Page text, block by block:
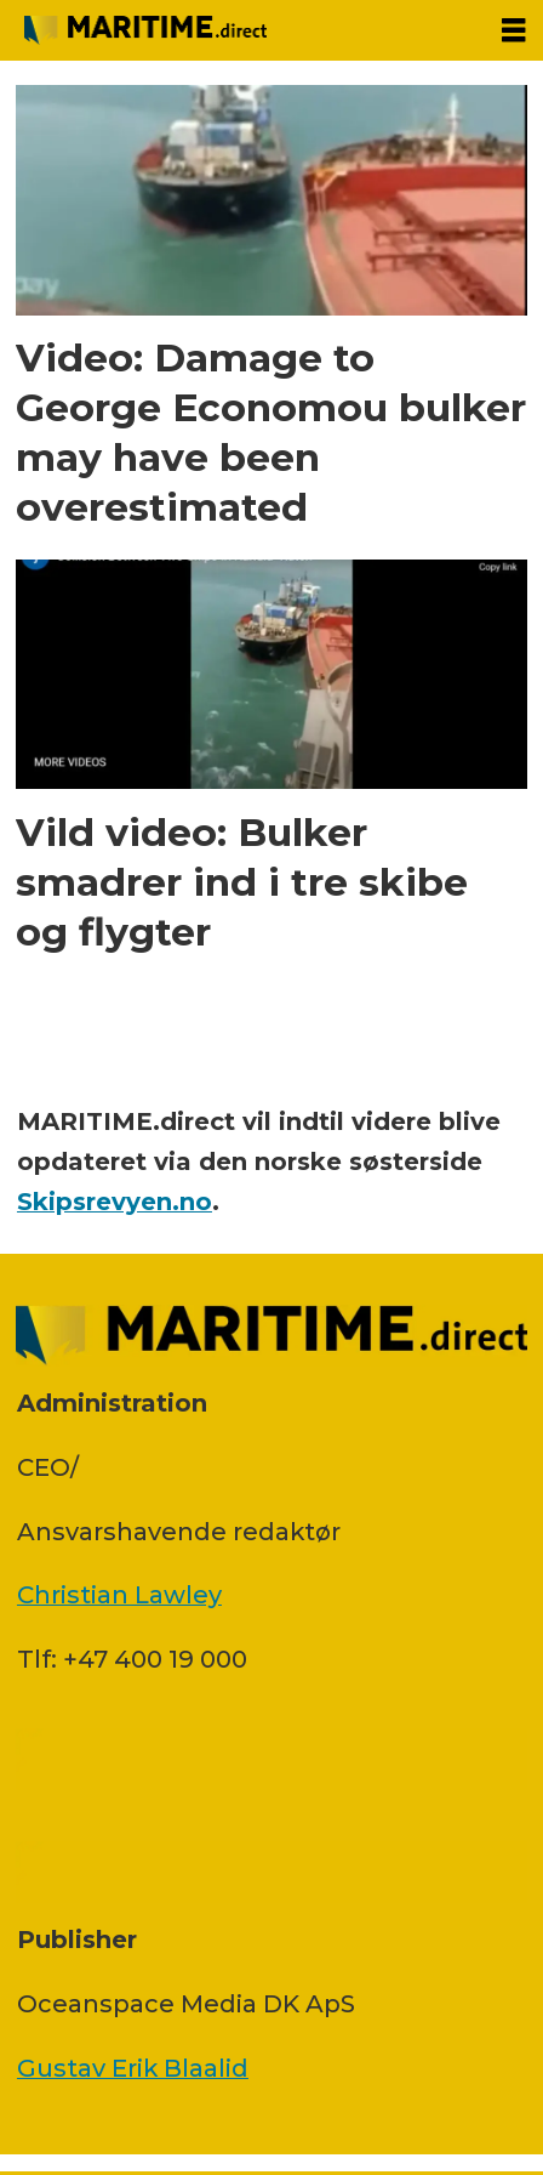
Tag:
Video: Damage to
George Economou bulker
may have been
overestimated
Vild video: Bulker
smadrer ind i tre skibe
og flygter
MARITIME.direct vil indtil videre blive
opdateret via den norske søsterside
Skipsrevyen.no.
Administration
CEO/
Ansvars­havende redaktør
Christian Lawley
Tlf: +47 400 19 000
Publisher
Oceanspace Media DK ApS
Gustav Erik Blaalid